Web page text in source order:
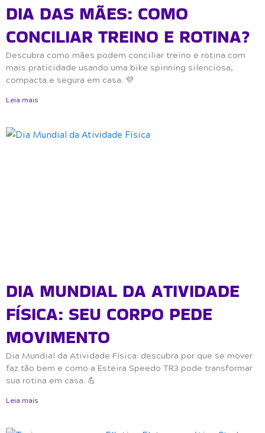
DIA DAS MÃES: COMO
CONCILIAR TREINO E ROTINA?
Descubra como mães podem conciliar treino e rotina com
mais praticidade usando uma bike spinning silenciosa,
compacta e segura em casa. 💜
Leia mais
DIA MUNDIAL DA ATIVIDADE
FÍSICA: SEU CORPO PEDE
MOVIMENTO
Dia Mundial da Atividade Física: descubra por que se mover
faz tão bem e como a Esteira Speedo TR3 pode transformar
sua rotina em casa. 💪
Leia mais